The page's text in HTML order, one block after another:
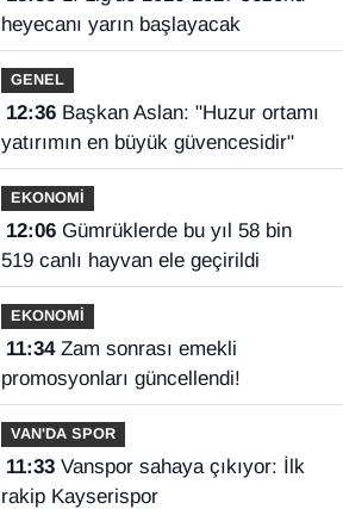
heyecanı yarın başlayacak
GENEL
12:36Başkan Aslan: "Huzur ortamı
yatırımın en büyük güvencesidir"
EKONOMİ
12:06Gümrüklerde bu yıl 58 bin
519 canlı hayvan ele geçirildi
EKONOMİ
11:34Zam sonrası emekli
promosyonları güncellendi!
VAN'DA SPOR
11:33Vanspor sahaya çıkıyor: İlk
rakip Kayserispor